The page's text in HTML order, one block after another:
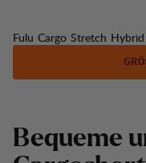
Fulu Cargo Stretch
Bequeme u